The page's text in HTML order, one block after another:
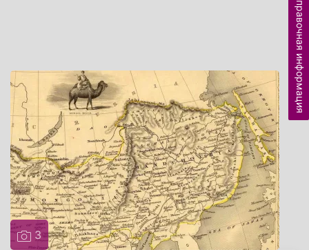
3
справочная информация